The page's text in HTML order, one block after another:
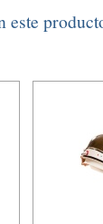
este